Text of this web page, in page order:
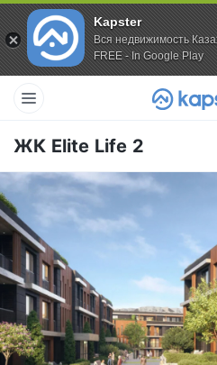
Kapster
Вся недвижимость
FREE - In Google Play
ЖК Elite Life 2